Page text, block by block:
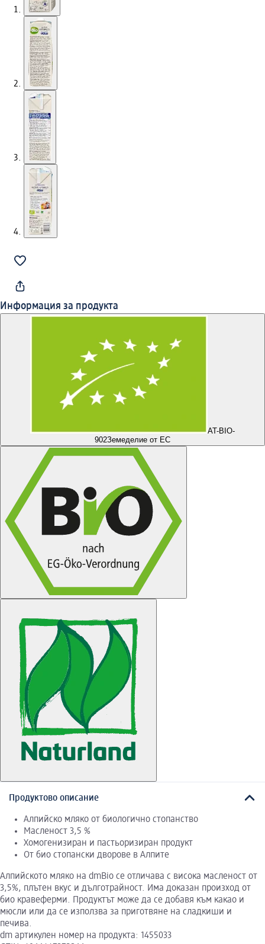
Информация за продукта
AT-BIO-
902Земеделие от ЕС
Продуктово описание
Алпийско мляко от биологично стопанство
Масленост 3,5 %
Хомогенизиран и пастьоризиран продукт
От био стопански дворове в Алпите
Алпийското мляко на dmBio се отличава с висока масленост от
3,5%, плътен вкус и дълготрайност. Има доказан произход от
био кравеферми. Продуктът може да се добавя към какао и
мюсли или да се използва за приготвяне на сладкиши и
печива.
dm артикулен номер на продукта: 1455033